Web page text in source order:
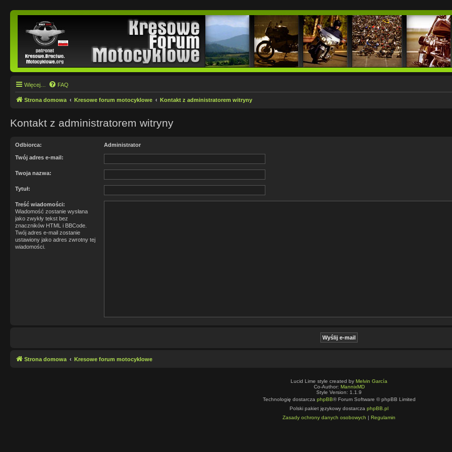
Więcej… FAQ
Strona domowa Kresowe forum motocyklowe Kontakt z administratorem witryny
Kontakt z administratorem witryny
Odbiorca: Administrator
Twój adres e-mail:
Twoja nazwa:
Tytuł:
Treść wiadomości:
Wiadomość zostanie wysłana
jako zwykły tekst bez
znaczników HTML i BBCode.
Twój adres e-mail zostanie
ustawiony jako adres zwrotny tej
wiadomości.
Strona domowa Kresowe forum motocyklowe
Lucid Lime style created by Melvin García
Co-Author: MannixMD
Style Version: 1.1.9
Technologię dostarcza phpBB® Forum Software © phpBB Limited
Polski pakiet językowy dostarcza phpBB.pl
Zasady ochrony danych osobowych | Regulamin